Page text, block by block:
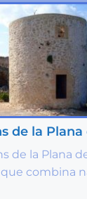
de la Plana
de la Plana
combina